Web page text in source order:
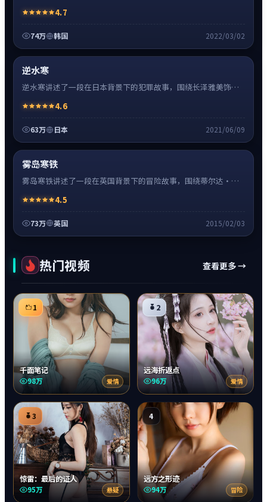
凑、情绪克制。
4.7
74万 韩国 2022/03/02
超清4K
逆水寒
逆水寒讲述了一段在日本背景下的犯罪故事，围绕长泽雅美饰演
绪克制。 4.6
63万 日本 2021/06/09
超清4K
雾岛寒铁
雾岛寒铁讲述了一段在英国背景下的冒险故事，围绕蒂尔达·斯
紧凑、情绪克制。
4.5
73万 英国 2015/02/03
热门视频 查看更多 →
1
千面笔记
98万 爱情
2
远海折返点
96万 爱情
3
惊雷：最后的证人
95万 悬疑
4
远方之形迹
94万 冒险